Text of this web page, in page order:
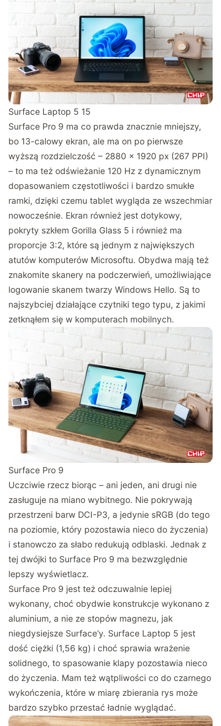
Surface Laptop 5 15
Surface Pro 9 ma co prawda znacznie mniejszy,
bo 13-calowy ekran, ale ma on po pierwsze
wyższą rozdzielczość – 2880 x 1920 px (267 PPI)
– to ma też odświeżanie 120 Hz z dynamicznym
dopasowaniem częstotliwości i bardzo smukłe
ramki, dzięki czemu tablet wygląda ze wszechmiar
nowocześnie. Ekran również jest dotykowy,
pokryty szkłem Gorilla Glass 5 i również ma
proporcje 3:2, które są jednym z największych
atutów komputerów Microsoftu. Obydwa mają też
znakomite skanery na podczerwień, umożliwiające
logowanie skanem twarzy Windows Hello. Są to
najszybciej działające czytniki tego typu, z jakimi
zetknąłem się w komputerach mobilnych.
Surface Pro 9
Uczciwie rzecz biorąc – ani jeden, ani drugi nie
zasługuje na miano wybitnego. Nie pokrywają
przestrzeni barw DCI-P3, a jedynie sRGB (do tego
na poziomie, który pozostawia nieco do życzenia)
i stanowczo za słabo redukują odblaski. Jednak z
tej dwójki to Surface Pro 9 ma bezwzględnie
lepszy wyświetlacz.
Surface Pro 9 jest też odczuwalnie lepiej
wykonany, choć obydwie konstrukcje wykonano z
aluminium, a nie ze stopów magnezu, jak
niegdysiejsze Surface’y. Surface Laptop 5 jest
dość ciężki (1,56 kg) i choć sprawia wrażenie
solidnego, to spasowanie klapy pozostawia nieco
do życzenia. Mam też wątpliwości co do czarnego
wykończenia, które w miarę zbierania rys może
bardzo szybko przestać ładnie wyglądać.